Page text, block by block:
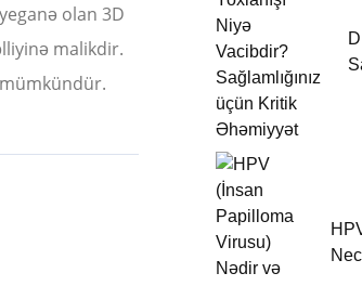
olan 3D
malikdir.